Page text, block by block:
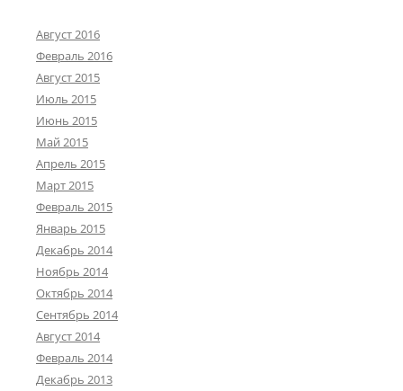
Август 2016
Февраль 2016
Август 2015
Июль 2015
Июнь 2015
Май 2015
Апрель 2015
Март 2015
Февраль 2015
Январь 2015
Декабрь 2014
Ноябрь 2014
Октябрь 2014
Сентябрь 2014
Август 2014
Февраль 2014
Декабрь 2013